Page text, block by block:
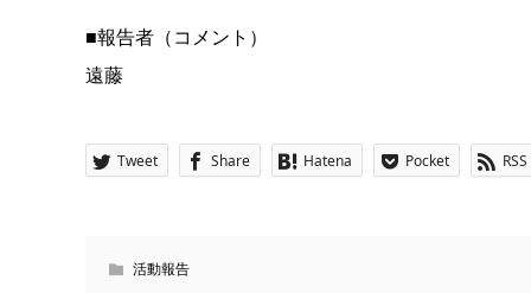
■報告者（コメント）
遠藤
Tweet Share Hatena Pocket RSS
活動報告